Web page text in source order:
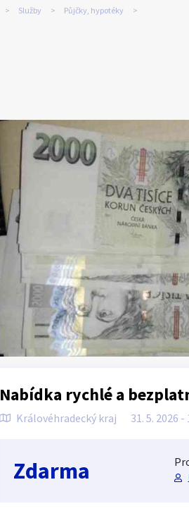
Služby Půjčky, hypotéky
Nabídka rychlé a
Královéhradecký kraj 31. 5. 2026 -
Zdarma